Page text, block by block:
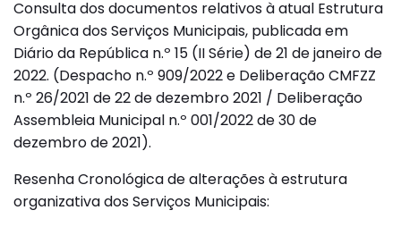
Consulta dos documentos relativos à atual Estrutura
Orgânica dos Serviços Municipais, publicada em
Diário da República n.º 15 (II Série) de 21 de janeiro de
2022. (Despacho n.º 909/2022 e Deliberação CMFZZ
n.º 26/2021 de 22 de dezembro 2021 / Deliberação
Assembleia Municipal n.º 001/2022 de 30 de
dezembro de 2021).
Resenha Cronológica de alterações à estrutura
organizativa dos Serviços Municipais: